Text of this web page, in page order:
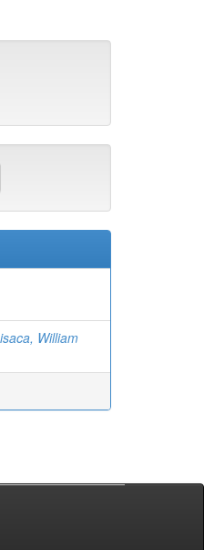
William